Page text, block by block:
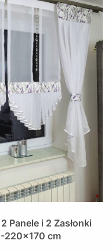
Panele i 2 Zasłonki
220x170 cm